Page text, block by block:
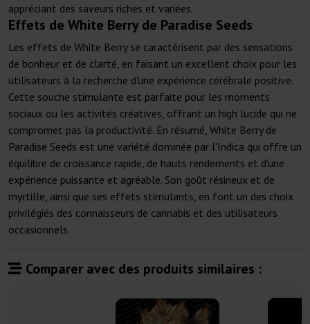
appréciant des saveurs riches et variées.
Effets de White Berry de Paradise Seeds
Les effets de White Berry se caractérisent par des sensations
de bonheur et de clarté, en faisant un excellent choix pour les
utilisateurs à la recherche d'une expérience cérébrale positive.
Cette souche stimulante est parfaite pour les moments
sociaux ou les activités créatives, offrant un high lucide qui ne
compromet pas la productivité. En résumé, White Berry de
Paradise Seeds est une variété dominée par l'Indica qui offre un
équilibre de croissance rapide, de hauts rendements et d'une
expérience puissante et agréable. Son goût résineux et de
myrtille, ainsi que ses effets stimulants, en font un des choix
privilégiés des connaisseurs de cannabis et des utilisateurs
occasionnels.
Comparer avec des produits similaires :